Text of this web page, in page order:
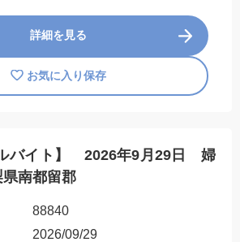
詳細を見る
お気に入り保存
ルバイト】 2026年9月29日 婦
南都留郡
88840
2026/09/29